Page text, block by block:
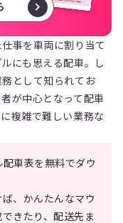
事を車両に割り当て
にも思える配車。し
として知られてお
が中心となって配車
複雑で難しい業務な
車表を無料でダウ
、かんたんなマウ
きたり、配送先ま